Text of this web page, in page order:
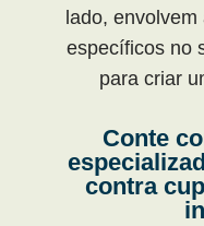
lado,
específicos no
para criar
Conte
contra